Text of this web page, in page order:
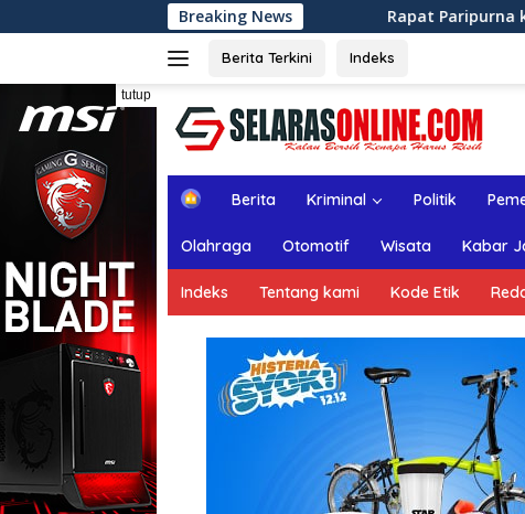
ke
Breaking News
Rapat Paripurna ke-13 DPRD Kabupaten
Berita Terkini Indeks
tutup
H
m
e
Berita Kriminal Politik
Olahraga Otomotif Wisata Kabar
Indeks Tentang kami Kode Etik